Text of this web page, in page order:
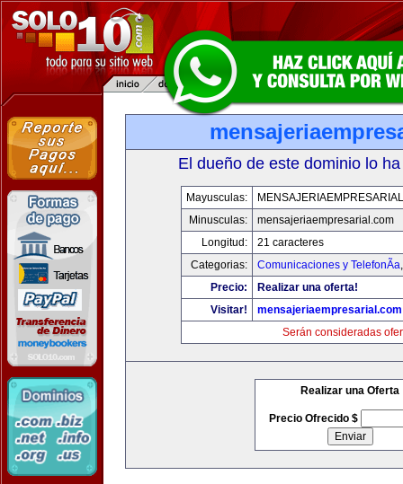
El dueño de este dominio lo
Mayusculas:
Minusculas:
mensajeriaempresarial.com
Longitud:
21 caracteres
Categorias:
Comunicaciones y TelefonÃ­a
Precio:
Realizar una oferta!
Visitar!
mensajeriaempresarial.com
Serán consideradas
Realizar una Oferta
Precio Ofrecido $